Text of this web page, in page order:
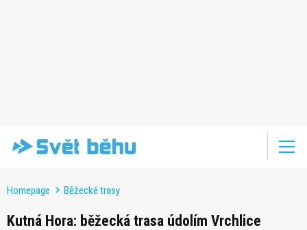
Homepage Běžecké trasy
Kutná Hora: běžecká trasa údolím Vrchlice